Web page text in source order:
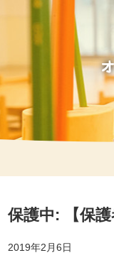
保護中: 【保
2019年2月6日